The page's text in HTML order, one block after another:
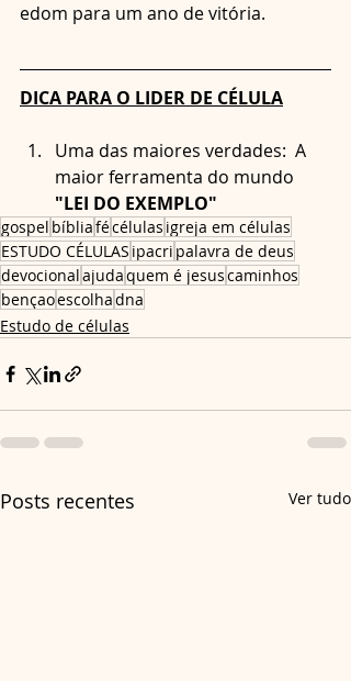
edom para um ano de vitória.
DICA PARA O LIDER DE CÉLULA
Uma das maiores verdades:  A
maior ferramenta do mundo
"LEI DO EXEMPLO"
gospel bíbliafécélulas igreja em células
ESTUDO CÉLULAS ipacri palavra de deus
devocionalajudaquem é jesuscaminhos
bençaoescolhadna
Estudo de células
Posts recentes Ver tudo